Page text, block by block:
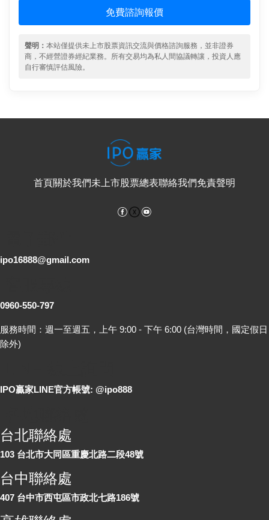
免費諮詢報價
聲明： 本站僅提供未上市股票資訊交流與價格諮詢服務，並非證券
商，不經營證券經紀業務。所有交易均為私人間協議轉讓，投資人應
自行審慎評估風險。
首頁關於我們未上市股票總表聯絡我們免責聲明
Facebook
ipo16888@gmail.com
0960-550-797
服務時間：週一至週五，上午 9:00 - 下午 6:00 (台灣時間，國定假日
除外)
IPO贏家LINE官方帳號: @ipo888
台北聯絡處
103 台北市大同區重慶北路二段48號
台中聯絡處
407 台中市西屯區市政北七路186號